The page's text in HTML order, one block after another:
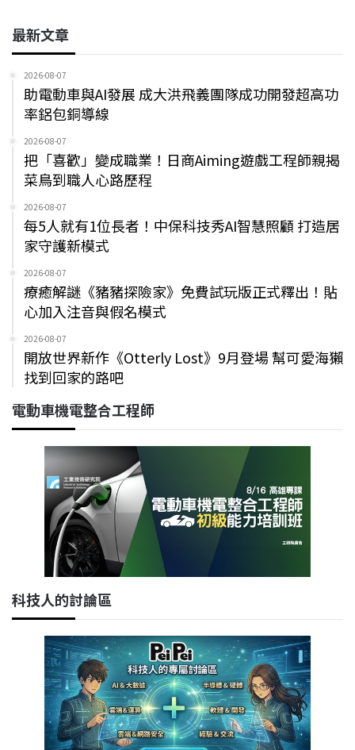
最新文章
2026-08-07
助電動車與AI發展 成大洪飛義團隊成功開發超高功
率鋁包銅導線
2026-08-07
把「喜歡」變成職業！日商Aiming遊戲工程師親揭
菜鳥到職人心路歷程
2026-08-07
每5人就有1位長者！中保科技秀AI智慧照顧 打造居
家守護新模式
2026-08-07
療癒解謎《豬豬探險家》免費試玩版正式釋出！貼
心加入注音與假名模式
2026-08-07
開放世界新作《Otterly Lost》9月登場 幫可愛海獺
找到回家的路吧
電動車機電整合工程師
科技人的討論區